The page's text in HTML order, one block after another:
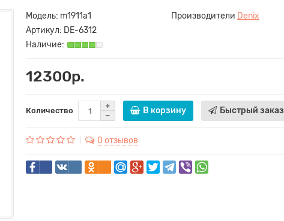
Модель: m1911a1 Производители Denix
Артикул: DE-6312
Наличие:
12300р.
Количество В корзину Быстрый заказ
0 отзывов